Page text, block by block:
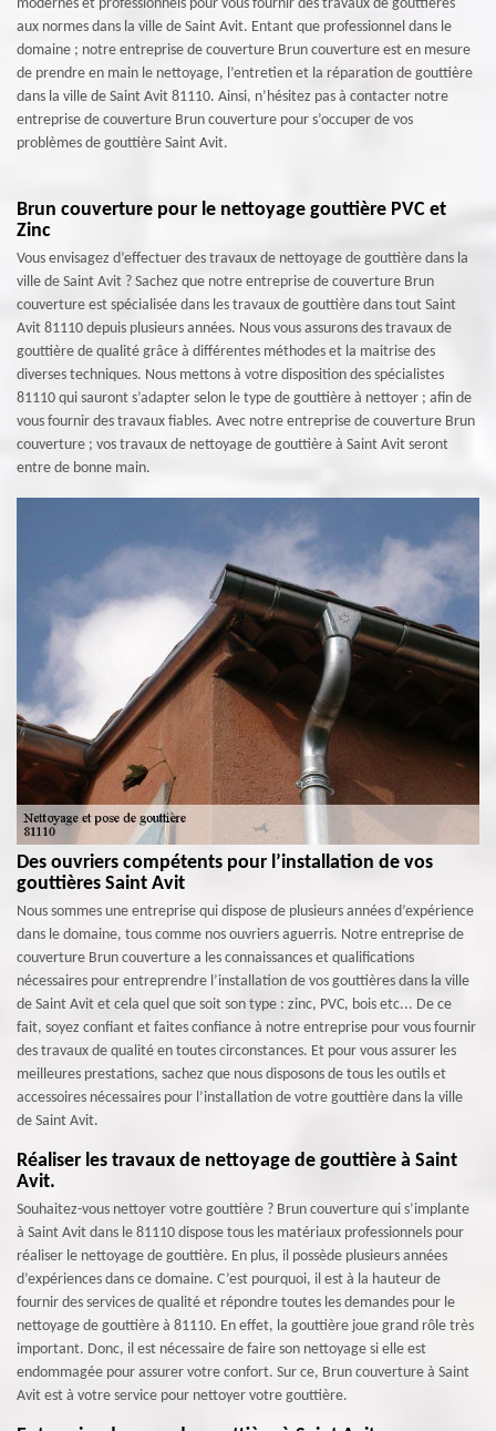
modernes et professionnels pour vous fournir des travaux de gouttières
aux normes dans la ville de Saint Avit. Entant que professionnel dans le
domaine ; notre entreprise de couverture Brun couverture est en mesure
de prendre en main le nettoyage, l’entretien et la réparation de gouttière
dans la ville de Saint Avit 81110. Ainsi, n’hésitez pas à contacter notre
entreprise de couverture Brun couverture pour s’occuper de vos
problèmes de gouttière Saint Avit.
Brun couverture pour le nettoyage gouttière PVC et
Zinc
Vous envisagez d’effectuer des travaux de nettoyage de gouttière dans la
ville de Saint Avit ? Sachez que notre entreprise de couverture Brun
couverture est spécialisée dans les travaux de gouttière dans tout Saint
Avit 81110 depuis plusieurs années. Nous vous assurons des travaux de
gouttière de qualité grâce à différentes méthodes et la maitrise des
diverses techniques. Nous mettons à votre disposition des spécialistes
81110 qui sauront s’adapter selon le type de gouttière à nettoyer ; afin de
vous fournir des travaux fiables. Avec notre entreprise de couverture Brun
couverture ; vos travaux de nettoyage de gouttière à Saint Avit seront
entre de bonne main.
Des ouvriers compétents pour l’installation de vos
gouttières Saint Avit
Nous sommes une entreprise qui dispose de plusieurs années d’expérience
dans le domaine, tous comme nos ouvriers aguerris. Notre entreprise de
couverture Brun couverture a les connaissances et qualifications
nécessaires pour entreprendre l’installation de vos gouttières dans la ville
de Saint Avit et cela quel que soit son type : zinc, PVC, bois etc... De ce
fait, soyez confiant et faites confiance à notre entreprise pour vous fournir
des travaux de qualité en toutes circonstances. Et pour vous assurer les
meilleures prestations, sachez que nous disposons de tous les outils et
accessoires nécessaires pour l’installation de votre gouttière dans la ville
de Saint Avit.
Réaliser les travaux de nettoyage de gouttière à Saint
Avit.
Souhaitez-vous nettoyer votre gouttière ? Brun couverture qui s’implante
à Saint Avit dans le 81110 dispose tous les matériaux professionnels pour
réaliser le nettoyage de gouttière. En plus, il possède plusieurs années
d’expériences dans ce domaine. C’est pourquoi, il est à la hauteur de
fournir des services de qualité et répondre toutes les demandes pour le
nettoyage de gouttière à 81110. En effet, la gouttière joue grand rôle très
important. Donc, il est nécessaire de faire son nettoyage si elle est
endommagée pour assurer votre confort. Sur ce, Brun couverture à Saint
Avit est à votre service pour nettoyer votre gouttière.